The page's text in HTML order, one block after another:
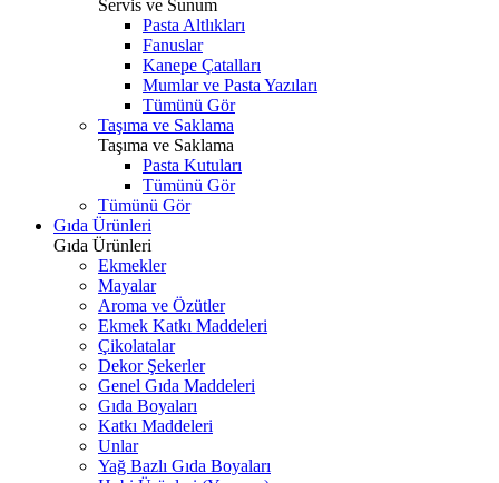
Servis ve Sunum
Pasta Altlıkları
Fanuslar
Kanepe Çatalları
Mumlar ve Pasta Yazıları
Tümünü Gör
Taşıma ve Saklama
Taşıma ve Saklama
Pasta Kutuları
Tümünü Gör
Tümünü Gör
Gıda Ürünleri
Gıda Ürünleri
Ekmekler
Mayalar
Aroma ve Özütler
Ekmek Katkı Maddeleri
Çikolatalar
Dekor Şekerler
Genel Gıda Maddeleri
Gıda Boyaları
Katkı Maddeleri
Unlar
Yağ Bazlı Gıda Boyaları